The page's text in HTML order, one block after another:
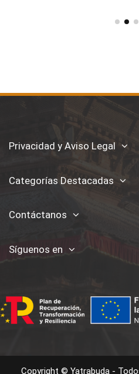
Privacidad y Aviso Legal
Categorías Destacadas
Contáctanos
Síguenos en
Copyright © Yatrabuda -